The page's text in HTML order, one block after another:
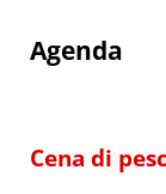
Agenda
Cena di